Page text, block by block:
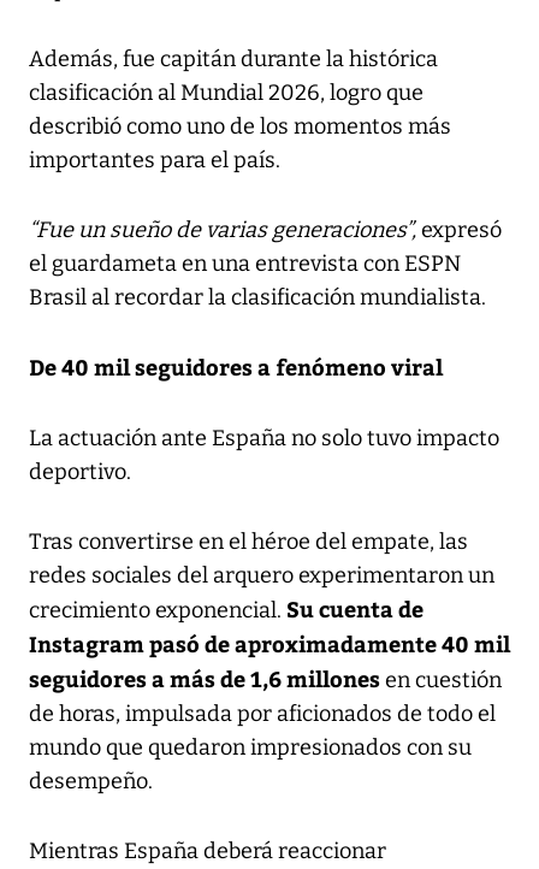
Además, fue capitán durante la histórica
clasificación al Mundial 2026, logro que
describió como uno de los momentos más
importantes para el país.
“Fue un sueño de varias generaciones”,expresó
el guardameta en una entrevista con ESPN
Brasil al recordar la clasificación mundialista.
De 40 mil seguidores a fenómeno viral
La actuación ante España no solo tuvo impacto
deportivo.
Tras convertirse en el héroe del empate, las
redes sociales del arquero experimentaron un
crecimiento exponencial. Su cuenta de
Instagram pasó de aproximadamente 40 mil
seguidores a más de 1,6 millonesen cuestión
de horas, impulsada por aficionados de todo el
mundo que quedaron impresionados con su
desempeño.
Mientras España deberá reaccionar